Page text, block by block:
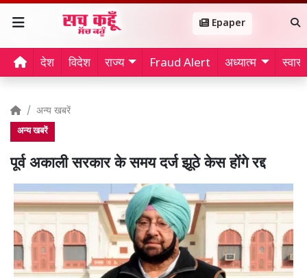
Epaper
देश विदेश राज्य Fraud Alert अध्यात्म
अन्य खबरें
अन्य खबरें
पूर्व अकाली सरकार के समय दर्ज झूठे केस होंगे रद्द